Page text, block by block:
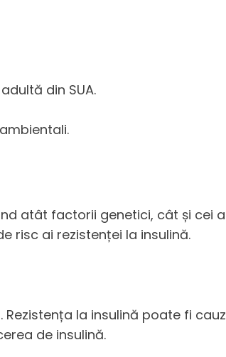
din SUA.
atât factorii genetici, cât și cei
risc ai rezistenței la insulină.
la insulină poate fi
de insulină.